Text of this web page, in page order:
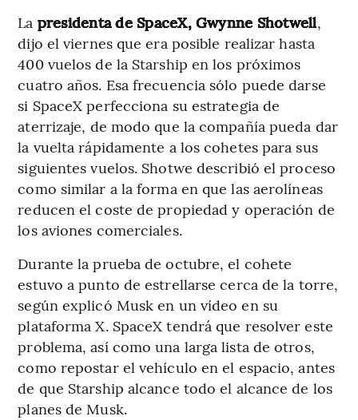
La presidenta de SpaceX, Gwynne Shotwell,
dijo el viernes que era posible realizar hasta
400 vuelos de la Starship en los próximos
cuatro años. Esa frecuencia sólo puede darse
si SpaceX perfecciona su estrategia de
aterrizaje, de modo que la compañía pueda dar
la vuelta rápidamente a los cohetes para sus
siguientes vuelos. Shotwe describió el proceso
como similar a la forma en que las aerolíneas
reducen el coste de propiedad y operación de
los aviones comerciales.
Durante la prueba de octubre, el cohete
estuvo a punto de estrellarse cerca de la torre,
según explicó Musk en un vídeo en su
plataforma X. SpaceX tendrá que resolver este
problema, así como una larga lista de otros,
como repostar el vehículo en el espacio, antes
de que Starship alcance todo el alcance de los
planes de Musk.